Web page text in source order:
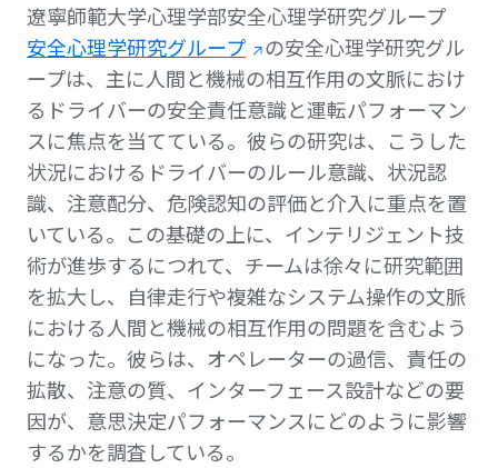
遼寧師範大学心理学部安全心理学研究グループ
安全心理学研究グループ
の安全心理学研究グル
ープは、主に人間と機械の相互作用の文脈におけ
るドライバーの安全責任意識と運転パフォーマン
スに焦点を当てている。彼らの研究は、こうした
状況におけるドライバーのルール意識、状況認
識、注意配分、危険認知の評価と介入に重点を置
いている。この基礎の上に、インテリジェント技
術が進歩するにつれて、チームは徐々に研究範囲
を拡大し、自律走行や複雑なシステム操作の文脈
における人間と機械の相互作用の問題を含むよう
になった。彼らは、オペレーターの過信、責任の
拡散、注意の質、インターフェース設計などの要
因が、意思決定パフォーマンスにどのように影響
するかを調査している。